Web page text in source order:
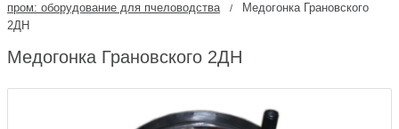
пром: оборудование для пчеловодства
/
Медогонка Грановского
2ДН
Медогонка Грановского 2ДН